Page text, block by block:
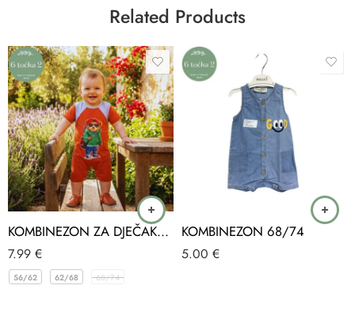
Related Products
KOMBINEZON ZA DJEČAKE MEDO CLEMENS
7.99 €
56/62 62/68 68/74
KOMBINEZON 68/74
5.00 €